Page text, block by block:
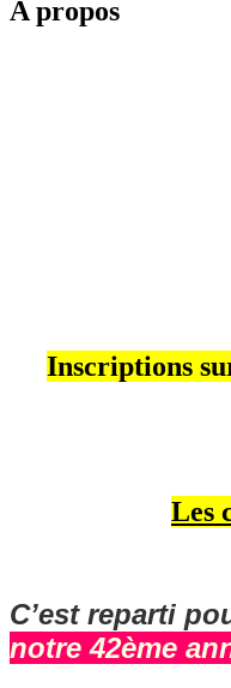
A propos
Inscriptions
Les
C’est reparti
notre 42ème